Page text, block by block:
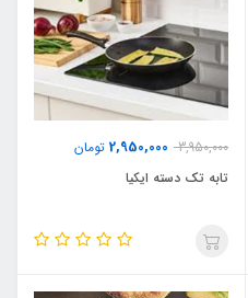
3,950,000
2,950,000 تومان
تابه تک دسته ایکیا